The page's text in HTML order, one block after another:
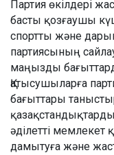
Партия өкілдері
басты қозғаушы
спортты және
партиясының
маңызды
Қатысушыларға
бағыттары
әділетті мемлекет
дамытуға және